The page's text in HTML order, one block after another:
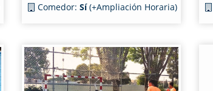
Comedor: Sí(+Ampliación Horaria)